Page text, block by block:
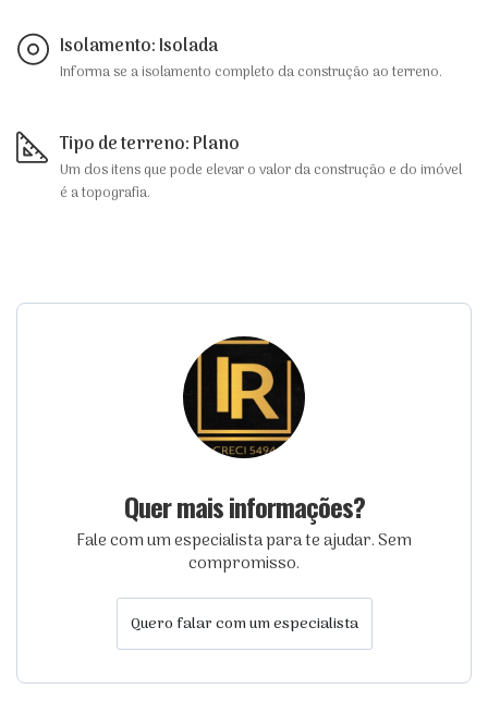
Isolamento: Isolada
Informa se a isolamento completo da construção ao terreno.
Tipo de terreno: Plano
Um dos itens que pode elevar o valor da construção e do imóvel
é a topografia.
Quer mais informações?
Fale com um especialista para te ajudar. Sem
compromisso.
Quero falar com um especialista